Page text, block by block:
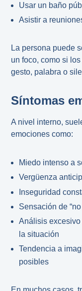
Usar un baño
Asistir a
La persona puede
un foco, como si
gesto, palabra o
Síntomas
A nivel interno,
emociones como:
Miedo intenso a
Vergüenza
Inseguridad
Sensación de
Análisis
la situación
Tendencia a
posibles